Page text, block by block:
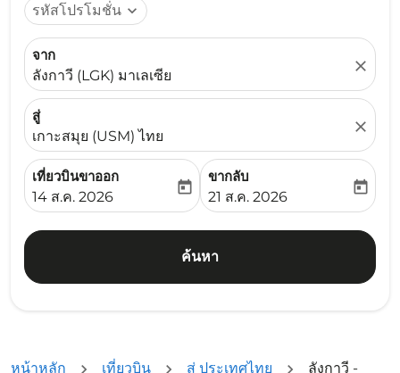
รหัสโปรโมชั่น expand_more
จาก
ลังกาวี (LGK) มาเลเซีย
close
สู่
เกาะสมุย (USM) ไทย
close
เที่ยวบินขาออก
fc-booking-departure-date-aria-label
14 ส.ค. 2026
today
ขากลับ
fc-booking-return-date-
21 ส.ค. 2026
today
ค้นหา
หน้าหลัก เที่ยวบิน สู่ ประเทศไทย
ลังกาวี -